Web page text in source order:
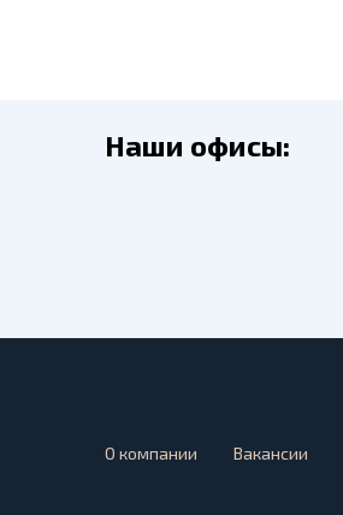
Наши офисы:
О компании Вакансии